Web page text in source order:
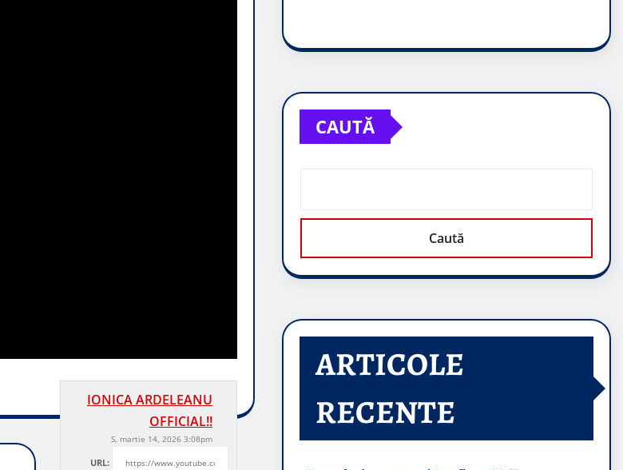
IONICA ARDELEANU
OFFICIAL!!
S, martie 14, 2026 3:08pm
URL:
CAUTĂ
Caută
ARTICOLE
RECENTE